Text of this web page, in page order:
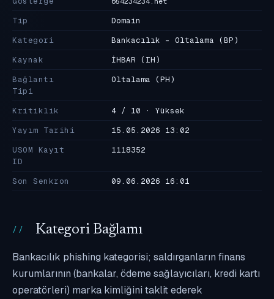
Tip
Domain
Kategori
Bankacılık - Oltalama (BP)
Kaynak
İHBAR (IH)
Bağlantı
Tipi
Oltalama (PH)
Kritiklik
4 / 10 · Yüksek
Yayım Tarihi
15.05.2026 13:02
USOM Kayıt
ID
1118352
Son Senkron 09.06.2026 16:01
Kategori Bağlamı
Bankacılık phishing kategorisi; saldırganların finans
kurumlarının (bankalar, ödeme sağlayıcıları, kredi kartı
operatörleri) marka kimliğini taklit ederek